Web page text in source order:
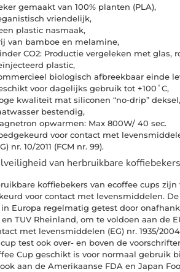
gemaakt van 100% planten (PLA),
vriendelijk,
plastic nasmaak,
van bamboe en melamine,
CO2: Productie vergeleken met glas,
plastic,
biologisch afbreekbaar einde
voor dagelijks gebruik tot +100˚C,
kwaliteit mat siliconen “no-drip” deksel,
bestendig,
opwarmen: Max 800W/ 40 sec.
voor contact met
nr. 10/2011 (FCM nr. 99).
van herbruikbare koffiebekers
koffiebekers van ecoffee cups zijn
voor contact met levensmiddelen.
Europa regelmatig getest door
TUV Rheinland, om te voldoen aan de
met levensmiddelen (EG) nr. 1935/2004
test ook over- en boven de
Cup geschikt is voor normaal gebruik
aan de Amerikaanse FDA en Japan